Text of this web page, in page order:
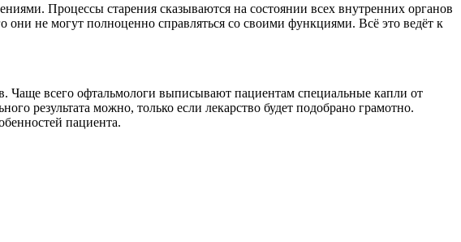
Процессы старения сказываются на состоянии всех внутренних органов
они не могут полноценно справляться со своими функциями. Всё это ведёт к
всего офтальмологи выписывают пациентам специальные капли от
результата можно, только если лекарство будет подобрано грамотно.
пациента.